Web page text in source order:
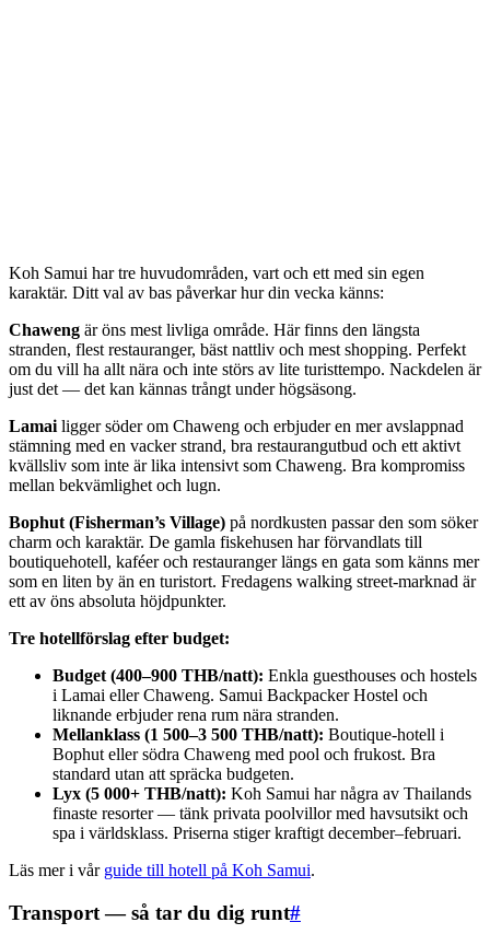
Koh Samui har tre huvudområden, vart och ett med sin egen
karaktär. Ditt val av bas påverkar hur din vecka känns:
Chaweng är öns mest livliga område. Här finns den längsta
stranden, flest restauranger, bäst nattliv och mest shopping. Perfekt
om du vill ha allt nära och inte störs av lite turisttempo. Nackdelen är
just det — det kan kännas trångt under högsäsong.
Lamai ligger söder om Chaweng och erbjuder en mer avslappnad
stämning med en vacker strand, bra restaurangutbud och ett aktivt
kvällsliv som inte är lika intensivt som Chaweng. Bra kompromiss
mellan bekvämlighet och lugn.
Bophut (Fisherman’s Village) på nordkusten passar den som söker
charm och karaktär. De gamla fiskehusen har förvandlats till
boutiquehotell, kaféer och restauranger längs en gata som känns mer
som en liten by än en turistort. Fredagens walking street-marknad är
ett av öns absoluta höjdpunkter.
Tre hotellförslag efter budget:
Budget (400–900 THB/natt): Enkla guesthouses och hostels
i Lamai eller Chaweng. Samui Backpacker Hostel och
liknande erbjuder rena rum nära stranden.
Mellanklass (1 500–3 500 THB/natt): Boutique-hotell i
Bophut eller södra Chaweng med pool och frukost. Bra
standard utan att spräcka budgeten.
Lyx (5 000+ THB/natt): Koh Samui har några av Thailands
finaste resorter — tänk privata poolvillor med havsutsikt och
spa i världsklass. Priserna stiger kraftigt december–februari.
Läs mer i vår guide till hotell på Koh Samui.
Transport — så tar du dig runt#